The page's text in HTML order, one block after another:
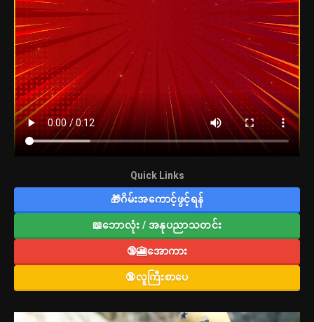
Quick Links
🎁ဂိမ်းအကောင့်ဖွင့်ရန်
📖ဘောလုံး / အနုပညာသတင်း
🔞🎦အောကား
🔞လူကြီးစာပေ